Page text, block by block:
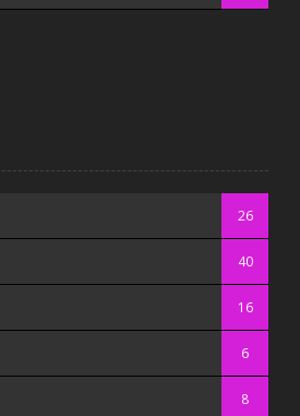
26
40
16
6
8